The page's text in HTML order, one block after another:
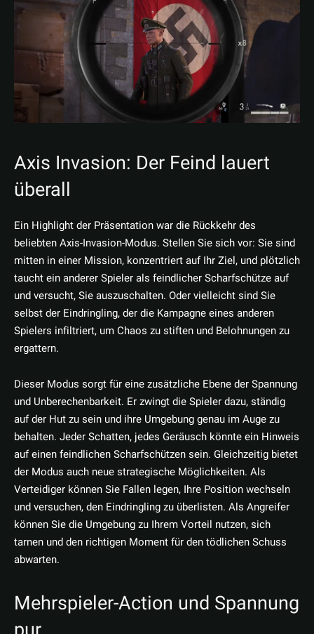
Axis Invasion: Der Feind lauert
überall
Ein Highlight der Präsentation war die Rückkehr des
beliebten Axis-Invasion-Modus. Stellen Sie sich vor: Sie sind
mitten in einer Mission, konzentriert auf Ihr Ziel, und plötzlich
taucht ein anderer Spieler als feindlicher Scharfschütze auf
und versucht, Sie auszuschalten. Oder vielleicht sind Sie
selbst der Eindringling, der die Kampagne eines anderen
Spielers infiltriert, um Chaos zu stiften und Belohnungen zu
ergattern.
Dieser Modus sorgt für eine zusätzliche Ebene der Spannung
und Unberechenbarkeit. Er zwingt die Spieler dazu, ständig
auf der Hut zu sein und ihre Umgebung genau im Auge zu
behalten. Jeder Schatten, jedes Geräusch könnte ein Hinweis
auf einen feindlichen Scharfschützen sein. Gleichzeitig bietet
der Modus auch neue strategische Möglichkeiten. Als
Verteidiger können Sie Fallen legen, Ihre Position wechseln
und versuchen, den Eindringling zu überlisten. Als Angreifer
können Sie die Umgebung zu Ihrem Vorteil nutzen, sich
tarnen und den richtigen Moment für den tödlichen Schuss
abwarten.
Mehrspieler-Action und Spannung